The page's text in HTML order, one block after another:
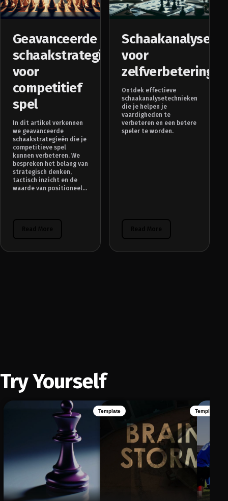
Geavanceerde
schaakstrategieën
voor
competitief
spel
In dit artikel verkennen
we geavanceerde
schaakstrategieën die je
competitieve spel
kunnen verbeteren. We
bespreken het belang van
strategisch denken,
tactisch inzicht en de
waarde van positioneel...
voor
zelfverbetering
Ontdek effectieve
schaakanalysetechnieken
die je helpen je
vaardigheden te
verbeteren en een betere
speler te worden.
Try Yourself
Template Template